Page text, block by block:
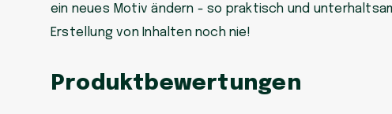
ein neues Motiv ändern - so praktisch und
Erstellung von Inhalten noch nie!
Produktbewertungen